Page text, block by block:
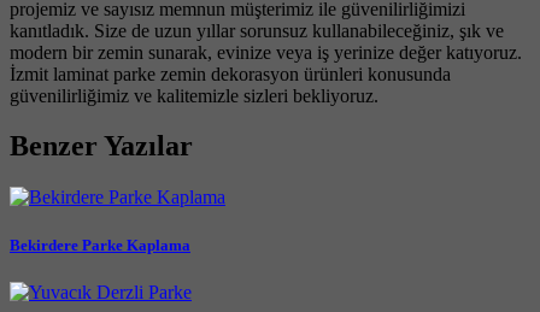
projemiz ve sayısız memnun müşterimiz ile güvenilirliğimizi
kanıtladık. Size de uzun yıllar sorunsuz kullanabileceğiniz, şık ve
modern bir zemin sunarak, evinize veya iş yerinize değer katıyoruz.
İzmit laminat parke zemin dekorasyon ürünleri konusunda
güvenilirliğimiz ve kalitemizle sizleri bekliyoruz.
Benzer Yazılar
Bekirdere Parke Kaplama